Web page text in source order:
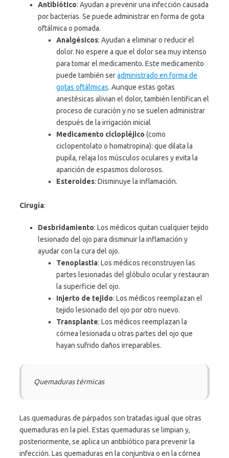
Antibiótico: Ayudan a prevenir una infección causada
por bacterias. Se puede administrar en forma de gota
oftálmica o pomada.
Analgésicos: Ayudan a eliminar o reducir el
dolor. No espere a que el dolor sea muy intenso
para tomar el medicamento. Este medicamento
puede también seradministrado en forma de
gotas oftálmicas. Aunque estas gotas
anestésicas alivian el dolor, también lentifican el
proceso de curación y no se suelen administrar
después de la irrigación inicial
Medicamento ciclopléjico (como
ciclopentolato o homatropina): que dilata la
pupila, relaja los músculos oculares y evita la
aparición de espasmos dolorosos.
Esteroides: Disminuye la inflamación.
Cirugía:
Desbridamiento: Los médicos quitan cualquier tejido
lesionado del ojo para disminuir la inflamación y
ayudar con la cura del ojo.
Tenoplastia: Los médicos reconstruyen las
partes lesionadas del glóbulo ocular y restauran
la superficie del ojo.
Injerto de tejido: Los médicos reemplazan el
tejido lesionado del ojo por otro nuevo.
Transplante: Los médicos reemplazan la
córnea lesionada u otras partes del ojo que
hayan sufrido daños irreparables.
Quemaduras térmicas
Las quemaduras de párpados son tratadas igual que otras
quemaduras en la piel. Estas quemaduras se limpian y,
posteriormente, se aplica un antibiótico para prevenir la
infección. Las quemaduras en la conjuntiva o en la córnea